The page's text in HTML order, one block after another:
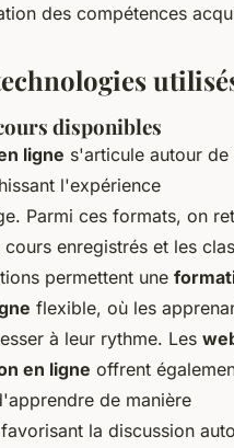
des compétences
disponibles
ligne s'articule autour de
l'expérience
Parmi ces formats, on
enregistrés et les
permettent une
flexible, où les
à leur rythme. Les
en ligne offrent
de manière
la discussion